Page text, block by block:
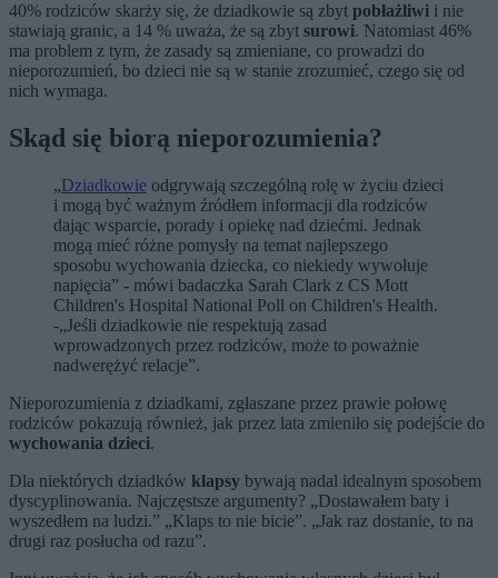
40% rodziców skarży się, że dziadkowie są zbyt pobłażliwi i nie
stawiają granic, a 14 % uważa, że są zbyt surowi. Natomiast 46%
ma problem z tym, że zasady są zmieniane, co prowadzi do
nieporozumień, bo dzieci nie są w stanie zrozumieć, czego się od
nich wymaga.
Skąd się biorą nieporozumienia?
„Dziadkowie odgrywają szczególną rolę w życiu dzieci
i mogą być ważnym źródłem informacji dla rodziców
dając wsparcie, porady i opiekę nad dziećmi. Jednak
mogą mieć różne pomysły na temat najlepszego
sposobu wychowania dziecka, co niekiedy wywołuje
napięcia” - mówi badaczka Sarah Clark z CS Mott
Children's Hospital National Poll on Children's Health.
-„Jeśli dziadkowie nie respektują zasad
wprowadzonych przez rodziców, może to poważnie
nadwerężyć relacje”.
Nieporozumienia z dziadkami, zgłaszane przez prawie połowę
rodziców pokazują również, jak przez lata zmieniło się podejście do
wychowania dzieci.
Dla niektórych dziadków klapsy bywają nadal idealnym sposobem
dyscyplinowania. Najczęstsze argumenty? „Dostawałem baty i
wyszedłem na ludzi.” „Klaps to nie bicie”. „Jak raz dostanie, to na
drugi raz posłucha od razu”.